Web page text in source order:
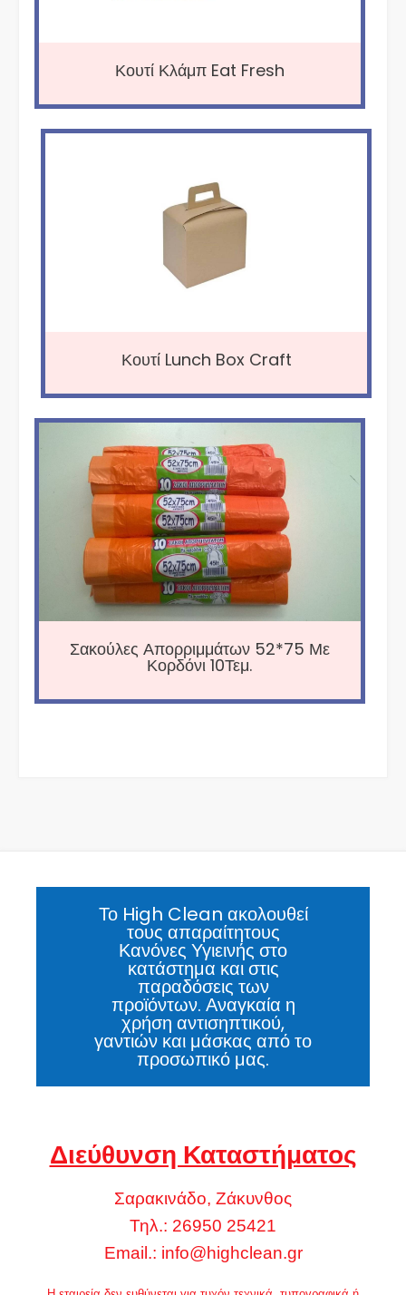
Κουτί Κλάμπ Eat Fresh
Κουτί Lunch Box Craft
Σακούλες Απορριμμάτων 52*75 Με
Κορδόνι 10Τεμ.
Το High Clean ακολουθεί
τους απαραίτητους
Κανόνες Υγιεινής στο
κατάστημα και στις
παραδόσεις των
προϊόντων. Αναγκαία η
χρήση αντισηπτικού,
γαντιών και μάσκας από το
προσωπικό μας.
Διεύθυνση Καταστήματος
Σαρακινάδο, Ζάκυνθος
Τηλ.: 26950 25421
Email.: info@highclean.gr